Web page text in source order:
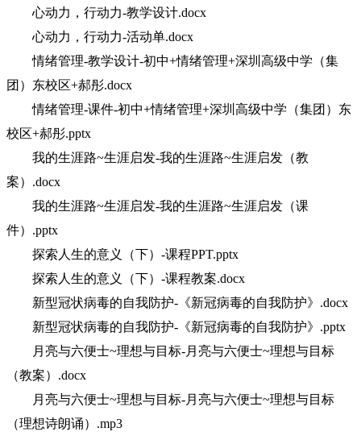
心动力，行动力-教学设计.docx
心动力，行动力-活动单.docx
情绪管理-教学设计-初中+情绪管理+深圳高级中学（集
团）东校区+郝彤.docx
情绪管理-课件-初中+情绪管理+深圳高级中学（集团）东
校区+郝彤.pptx
我的生涯路~生涯启发-我的生涯路~生涯启发（教
案）.docx
我的生涯路~生涯启发-我的生涯路~生涯启发（课
件）.pptx
探索人生的意义（下）-课程PPT.pptx
探索人生的意义（下）-课程教案.docx
新型冠状病毒的自我防护-《新冠病毒的自我防护》.docx
新型冠状病毒的自我防护-《新冠病毒的自我防护》.pptx
月亮与六便士~理想与目标-月亮与六便士~理想与目标
（教案）.docx
月亮与六便士~理想与目标-月亮与六便士~理想与目标
（理想诗朗诵）.mp3